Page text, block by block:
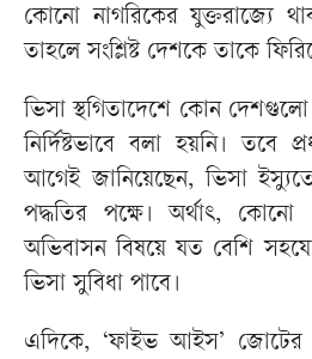
কোনো নাগরিকের যুক্তরাজ্যে
তাহলে সংশ্লিষ্ট দেশকে তাকে
ভিসা স্থগিতাদেশে কোন দেশগুলো
নির্দিষ্টভাবে বলা হয়নি। তবে
আগেই জানিয়েছেন, ভিসা
পদ্ধতির পক্ষে। অর্থাৎ, কোনো
অভিবাসন বিষয়ে যত বেশি
ভিসা সুবিধা পাবে।
এদিকে, ‘ফাইভ আইস’ জোটের